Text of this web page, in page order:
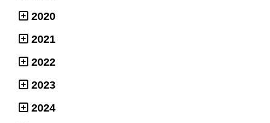
2020
2021
2022
2023
2024